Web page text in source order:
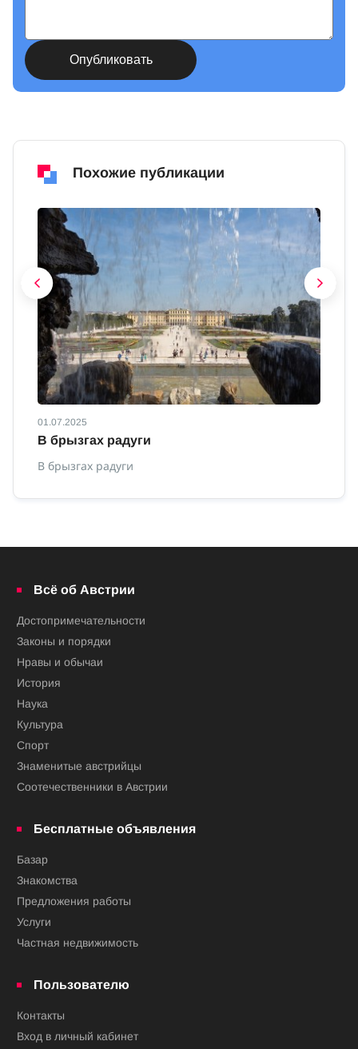
Похожие публикации
01.07.2025
В брызгах радуги
В брызгах радуги
Всё об Австрии
Достопримечательности
Законы и порядки
Нравы и обычаи
История
Наука
Культура
Спорт
Знаменитые австрийцы
Соотечественники в Австрии
Бесплатные объявления
Базар
Знакомства
Предложения работы
Услуги
Частная недвижимость
Пользователю
Контакты
Вход в личный кабинет